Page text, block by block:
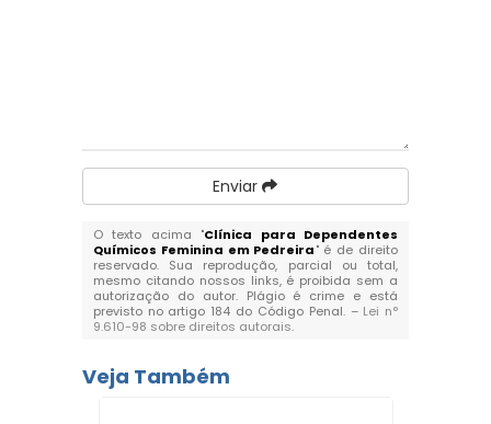
Enviar
O texto acima "Clínica para Dependentes
Químicos Feminina em Pedreira" é de direito
reservado. Sua reprodução, parcial ou total,
mesmo citando nossos links, é proibida sem a
autorização do autor. Plágio é crime e está
previsto no artigo 184 do Código Penal. – Lei n°
9.610-98 sobre direitos autorais.
Veja Também